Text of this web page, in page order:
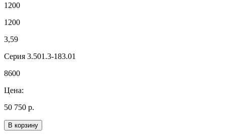
1200
1200
3,59
Серия 3.501.3-183.01
8600
Цена:
50 750 р.
В корзину